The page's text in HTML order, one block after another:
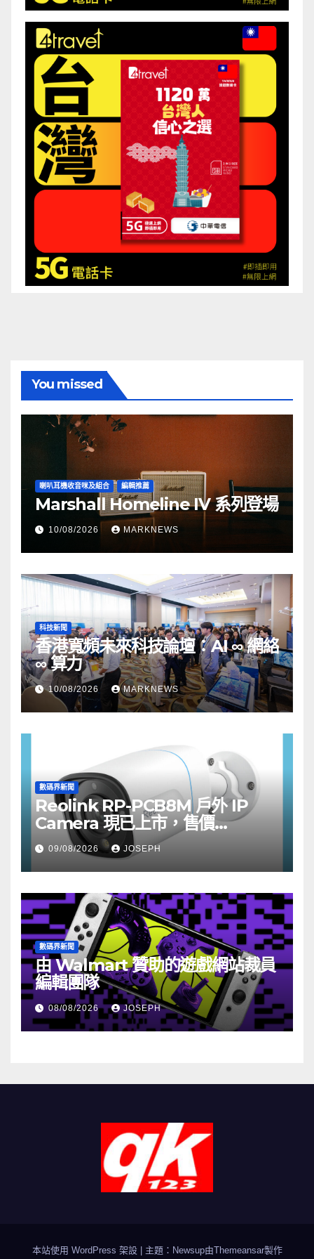
You missed
喇叭耳機收音咪及組合 編輯推薦
Marshall Homeline IV 系列登場
10/08/2026 MARKNEWS
科技新聞
香港寬頻未來科技論壇：AI ∞ 網絡
∞ 算力
10/08/2026 MARKNEWS
數碼界新聞
Reolink RP-PCB8M 戶外 IP
Camera 現已上市，售價
HK$722
09/08/2026 JOSEPH
數碼界新聞
由 Walmart 贊助的遊戲網站裁員
編輯團隊
08/08/2026 JOSEPH
本站使用 WordPress 架設 主題：Newsup由Themeansar製作